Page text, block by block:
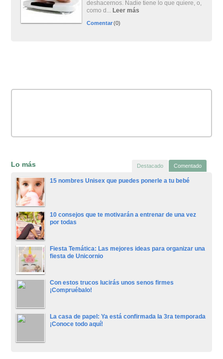
deshacernos. Nadie tiene lo que quiere, o,
como d... Leer más
Comentar(0)
Lo más Destacado Comentado
15 nombres Unisex que puedes ponerle a tu bebé
10 consejos que te motivarán a entrenar de una vez
por todas
Fiesta Temática: Las mejores ideas para organizar una
fiesta de Unicornio
Con estos trucos lucirás unos senos firmes
¡Compruébalo!
La casa de papel: Ya está confirmada la 3ra temporada
¡Conoce todo aquí!